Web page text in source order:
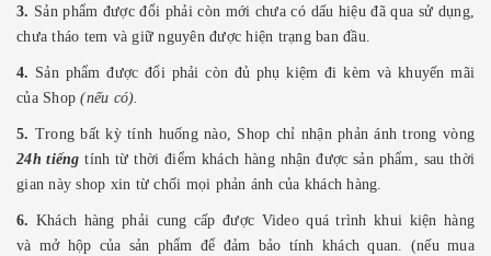
3. Sản phẩm được đổi phải còn mới chưa có dấu hiệu đã qua sử dụng,
chưa tháo tem và giữ nguyên được hiện trạng ban đầu.
4. Sản phẩm được đổi phải còn đủ phụ kiệm đi kèm và khuyến mãi
của Shop(nếu có).
5. Trong bất kỳ tính huống nào, Shop chỉ nhận phản ánh trong vòng
24h tiếng tính từ thời điểm khách hàng nhận được sản phẩm, sau thời
gian này shop xin từ chối mọi phản ánh của khách hàng.
6. Khách hàng phải cung cấp được Video quá trình khui kiện hàng
và mở hộp của sản phẩm để đảm bảo tính khách quan. (nếu mua